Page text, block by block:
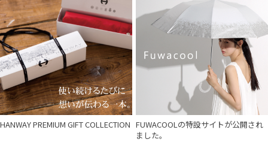
カラー
価格・割引率
在庫表示
販売状況
HANWAY PREMIUM GIFT COLLECTION FUWACOOLの特設サイトが公開され
ました。